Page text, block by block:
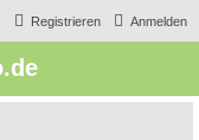
Anmelden
Registrieren